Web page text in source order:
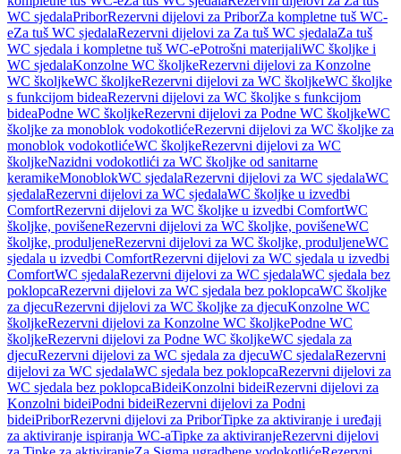
WC sjedalaPriborRezervni dijelovi za PriborZa kompletne tuš WC-
eZa tuš WC sjedalaRezervni dijelovi za Za tuš WC sjedalaZa tuš
WC sjedala i kompletne tuš WC-ePotrošni materijaliWC školjke i
WC sjedalaKonzolne WC školjkeRezervni dijelovi za Konzolne
WC školjkeWC školjkeRezervni dijelovi za WC školjkeWC školjke
s funkcijom bideaRezervni dijelovi za WC školjke s funkcijom
bideaPodne WC školjkeRezervni dijelovi za Podne WC školjkeWC
školjke za monoblok vodokotlićeRezervni dijelovi za WC školjke za
monoblok vodokotlićeWC školjkeRezervni dijelovi za WC
školjkeNazidni vodokotlići za WC školjke od sanitarne
keramikeMonoblokWC sjedalaRezervni dijelovi za WC sjedalaWC
sjedalaRezervni dijelovi za WC sjedalaWC školjke u izvedbi
ComfortRezervni dijelovi za WC školjke u izvedbi ComfortWC
školjke, povišeneRezervni dijelovi za WC školjke, povišeneWC
školjke, produljeneRezervni dijelovi za WC školjke, produljeneWC
sjedala u izvedbi ComfortRezervni dijelovi za WC sjedala u izvedbi
ComfortWC sjedalaRezervni dijelovi za WC sjedalaWC sjedala bez
poklopcaRezervni dijelovi za WC sjedala bez poklopcaWC školjke
za djecuRezervni dijelovi za WC školjke za djecuKonzolne WC
školjkeRezervni dijelovi za Konzolne WC školjkePodne WC
školjkeRezervni dijelovi za Podne WC školjkeWC sjedala za
djecuRezervni dijelovi za WC sjedala za djecuWC sjedalaRezervni
dijelovi za WC sjedalaWC sjedala bez poklopcaRezervni dijelovi za
WC sjedala bez poklopcaBideiKonzolni bideiRezervni dijelovi za
Konzolni bideiPodni bideiRezervni dijelovi za Podni
bideiPriborRezervni dijelovi za PriborTipke za aktiviranje i uređaji
za aktiviranje ispiranja WC-aTipke za aktiviranjeRezervni dijelovi